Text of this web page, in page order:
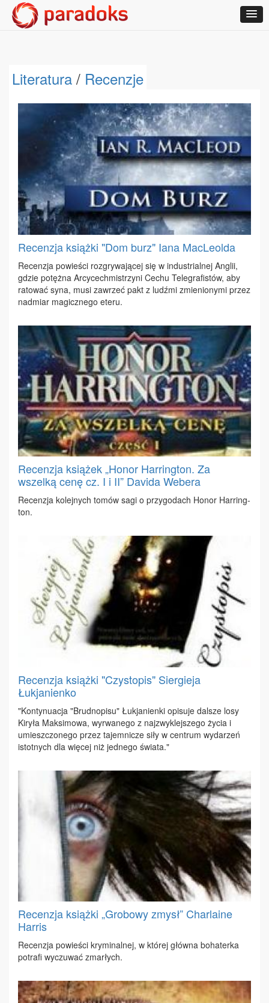
Literatura / Recenzje
Recenzja książki "Dom burz" Iana MacLeolda
Re­cen­zja po­wie­ści roz­gry­wa­ją­cej się w in­du­strial­nej An­glii,
gdzie po­tęż­na Ar­cy­cech­mi­strzy­ni Ce­chu Te­le­gra­fi­stów, aby
ra­to­wać sy­na, mu­si za­wrzeć pakt z ludź­mi zmie­nio­ny­mi przez
nad­miar ma­gicz­ne­go ete­ru.
Recenzja książek „Honor Harrington. Za
wszelką cenę cz. I i II” Davida Webera
Re­cen­zja ko­lej­nych to­mów sa­gi o przy­go­dach Ho­nor Har­ring­
ton.
Recenzja książki "Czystopis" Siergieja
Łukjanienko
"Kon­ty­nu­acja "Brud­no­pi­su" Łu­kja­nien­ki opi­su­je dal­sze lo­sy
Ki­ry­ła Mak­si­mo­wa, wy­rwa­ne­go z naj­zwy­klej­sze­go ży­cia i
umiesz­czo­ne­go przez ta­jem­ni­cze si­ły w cen­trum wy­da­rzeń
istot­nych dla wię­cej niż jed­ne­go świa­ta."
Recenzja książki „Grobowy zmysł” Charlaine
Harris
Re­cen­zja po­wie­ści kry­mi­nal­nej, w któ­rej głów­na bo­ha­ter­ka
po­tra­fi wy­czu­wać zmar­łych.